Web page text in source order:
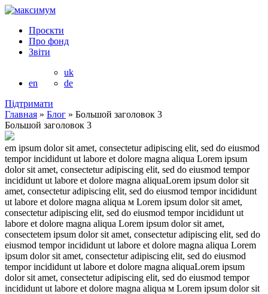
Проєкти
Про фонд
Звіти
en
uk
de
Підтримати
Главная » Блог » Большой заголовок 3
Большой заголовок 3
em ipsum dolor sit amet, consectetur adipiscing elit, sed do eiusmod
tempor incididunt ut labore et dolore magna aliqua Lorem ipsum
dolor sit amet, consectetur adipiscing elit, sed do eiusmod tempor
incididunt ut labore et dolore magna aliquaLorem ipsum dolor sit
amet, consectetur adipiscing elit, sed do eiusmod tempor incididunt
ut labore et dolore magna aliqua м Lorem ipsum dolor sit amet,
consectetur adipiscing elit, sed do eiusmod tempor incididunt ut
labore et dolore magna aliqua Lorem ipsum dolor sit amet,
consectetem ipsum dolor sit amet, consectetur adipiscing elit, sed do
eiusmod tempor incididunt ut labore et dolore magna aliqua Lorem
ipsum dolor sit amet, consectetur adipiscing elit, sed do eiusmod
tempor incididunt ut labore et dolore magna aliquaLorem ipsum
dolor sit amet, consectetur adipiscing elit, sed do eiusmod tempor
incididunt ut labore et dolore magna aliqua м Lorem ipsum dolor sit